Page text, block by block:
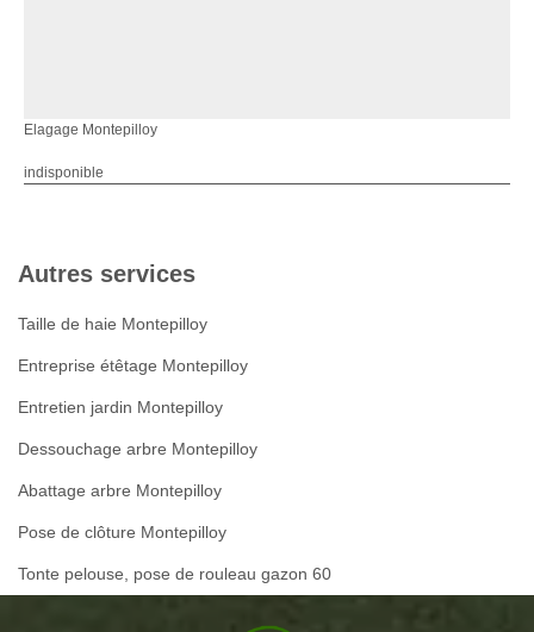
Elagage Montepilloy
indisponible
Autres services
Taille de haie Montepilloy
Entreprise étêtage Montepilloy
Entretien jardin Montepilloy
Dessouchage arbre Montepilloy
Abattage arbre Montepilloy
Pose de clôture Montepilloy
Tonte pelouse, pose de rouleau gazon 60